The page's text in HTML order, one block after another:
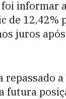
informar
de
juros
repassado
futura